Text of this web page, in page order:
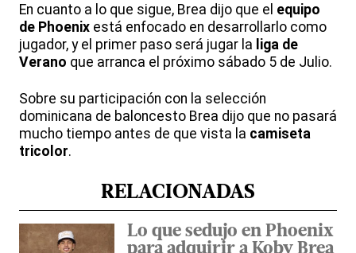
En cuanto a lo que sigue, Brea dijo que el equipo
de Phoenix está enfocado en desarrollarlo como
jugador, y el primer paso será jugar la liga de
Verano que arranca el próximo sábado 5 de Julio.
Sobre su participación con la selección
dominicana de baloncesto Brea dijo que no pasará
mucho tiempo antes de que vista la camiseta
tricolor.
RELACIONADAS
Lo que sedujo en Phoenix
para adquirir a Koby Brea